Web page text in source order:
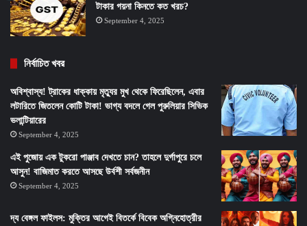
টাকার গয়না কিনতে কত খরচ?
September 4, 2025
নির্বাচিত খবর
অবিশ্বাস্য! ট্রাকের ধাক্কায় মৃত্যুর মুখ থেকে ফিরেছিলেন, এবার
লটারিতে জিতলেন কোটি টাকা! ভাগ্য বদলে গেল পুরুলিয়ার সিভিক
ভলান্টিয়ারের
September 4, 2025
এই পুজোয় এক টুকরো পাঞ্জাব দেখতে চান? তাহলে দুর্গাপুরে চলে
আসুন! বাজিমাত করতে আসছে উর্বশী সর্বজনীন
September 4, 2025
দ্য বেঙ্গল ফাইলস: মুক্তির আগেই বিতর্কে বিবেক অগ্নিহোত্রীর